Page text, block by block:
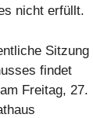
nicht erfüllt.
Sitzung
findet
Freitag, 27.